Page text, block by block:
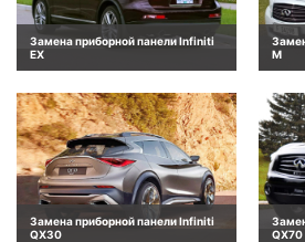
Замена приборной панели Infiniti
EX
M
Замена приборной панели Infiniti
QX30
QX70